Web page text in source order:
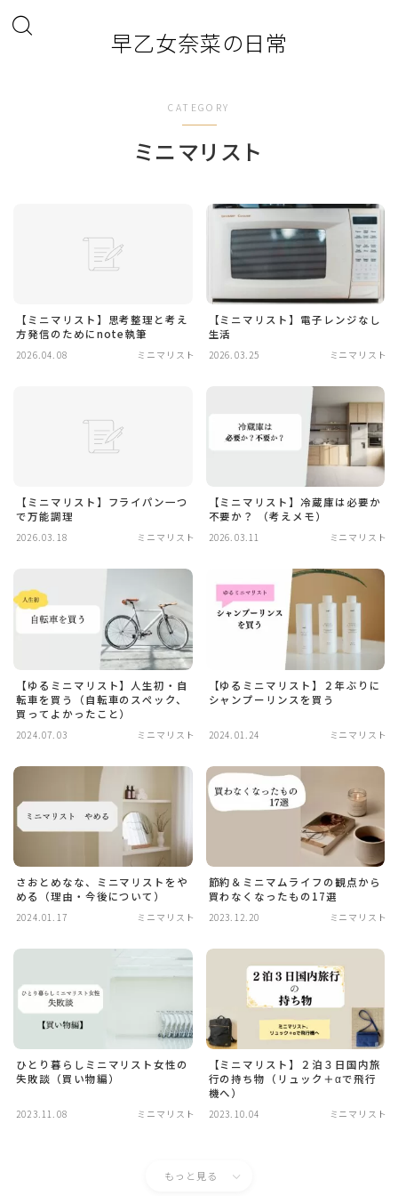
早乙女奈菜の日常
CATEGORY
ミニマリスト
【ミニマリスト】思考整理と考え
方発信のためにnote執筆
2026.04.08 ミニマリスト
【ミニマリスト】電子レンジなし
生活
2026.03.25 ミニマリスト
【ミニマリスト】フライパン一つ
で万能調理
2026.03.18 ミニマリスト
【ミニマリスト】冷蔵庫は必要か
不要か？ （考えメモ）
2026.03.11 ミニマリスト
【ゆるミニマリスト】人生初・自
転車を買う（自転車のスペック、
買ってよかったこと）
2024.07.03 ミニマリスト
【ゆるミニマリスト】２年ぶりに
シャンプーリンスを買う
2024.01.24 ミニマリスト
さおとめなな、ミニマリストをや
める（理由・今後について）
2024.01.17 ミニマリスト
節約＆ミニマムライフの観点から
買わなくなったもの17選
2023.12.20 ミニマリスト
ひとり暮らしミニマリスト女性の
失敗談（買い物編）
2023.11.08 ミニマリスト
【ミニマリスト】２泊３日国内旅
行の持ち物（リュック＋αで飛行
機へ）
2023.10.04 ミニマリスト
もっと見る